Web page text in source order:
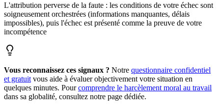
L'attribution perverse de la faute : les conditions de votre échec sont
soigneusement orchestrées (informations manquantes, délais
impossibles), puis l'échec est présenté comme la preuve de votre
incompétence
Vous reconnaissez ces signaux ? Notre questionnaire confidentiel
et gratuit vous aide à évaluer objectivement votre situation en
quelques minutes. Pour comprendre le harcèlement moral au travail
dans sa globalité, consultez notre page dédiée.